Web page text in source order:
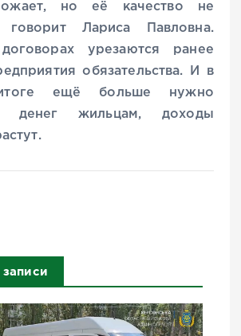
но её качество не
говорит Лариса Павловна.
урезаются ранее
обязательства. И в
ещё больше нужно
денег жильцам, доходы
записи